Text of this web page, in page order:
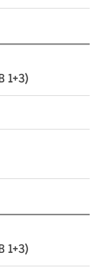
1+3)
1+3)